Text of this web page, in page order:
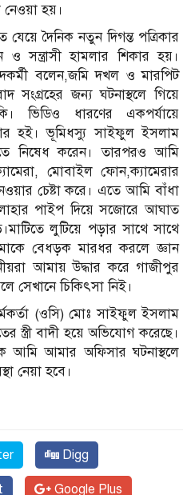
নেওয়া হয়।
দৈনিক নতুন দিগন্ত পত্রিকার
সন্ত্রাসী হামলার শিকার হয়।
বলেন,জমি দখল ও মারপিট
সংগ্রহের জন্য ঘটনাস্থলে গিয়ে
ভিডিও ধারণের একপর্যায়ে
হই। ভূমিধস্যু সাইফুল ইসলাম
নিষেধ করেন। তারপরও আমি
মোবাইল ফোন,ক্যামেরার
চেষ্টা করে। এতে আমি বাঁধা
পাইপ দিয়ে সজোরে আঘাত
লুটিয়ে পড়ার সাথে সাথে
বেধড়ক মারধর করলে জ্ঞান
আমায় উদ্ধার করে গাজীপুর
সেখানে চিকিৎসা নিই।
(ওসি) মোঃ সাইফুল ইসলাম
স্ত্রী বাদী হয়ে অভিযোগ করেছে।
আমি আমার অফিসার ঘটনাস্থলে
নেয়া হবে।
Digg
Google Plus